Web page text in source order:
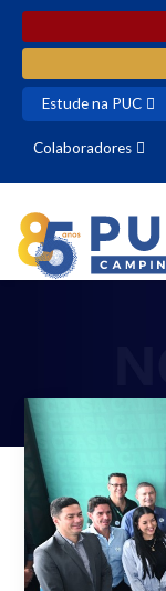
Estude na PUC
Colaboradores